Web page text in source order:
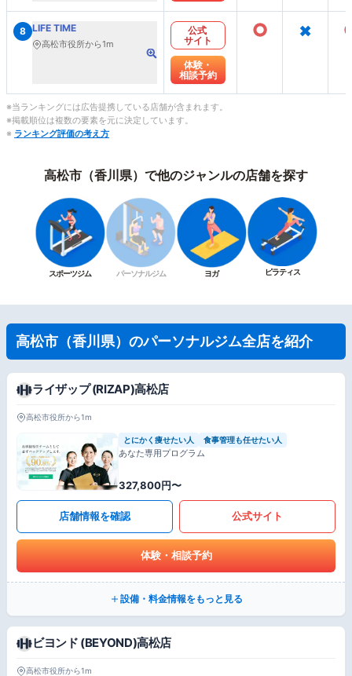
8 LIFE TIME
高松市役所から1m
公式
サイト
体験・
相談予約
○ ×
※当ランキングには広告提携している店舗が含まれます。
※掲載順位は複数の要素を元に決定しています。
※ ランキング評価の考え方
高松市（香川県）で他のジャンルの店舗を探す
スポーツジム パーソナルジム ヨガ ピラティス
高松市（香川県）のパーソナルジム全店を紹介
ライザップ (RIZAP)高松店
高松市役所から1m
とにかく痩せたい人 食事管理も任せたい人
あなた専用プログラム
327,800円〜
店舗情報を確認 公式サイト
体験・相談予約
設備・料金情報をもっと見る
ビヨンド (BEYOND)高松店
高松市役所から1m